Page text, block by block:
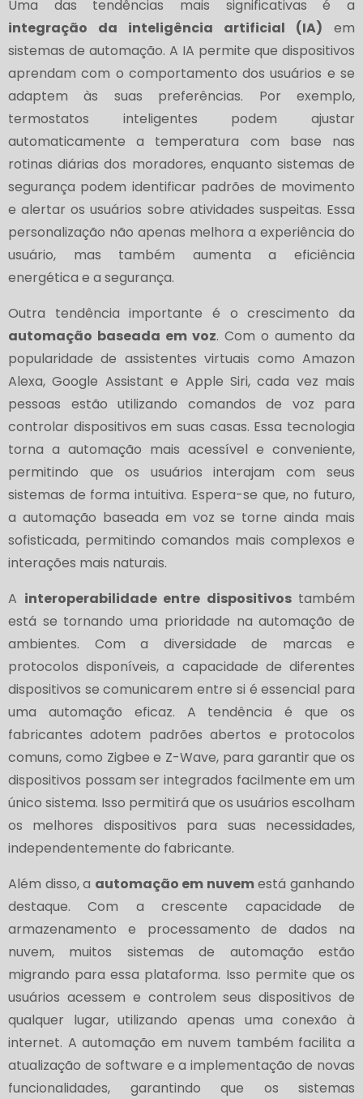
Uma das tendências mais significativas é a
integração da inteligência artificial (IA) em
sistemas de automação. A IA permite que dispositivos
aprendam com o comportamento dos usuários e se
adaptem às suas preferências. Por exemplo,
termostatos inteligentes podem ajustar
automaticamente a temperatura com base nas
rotinas diárias dos moradores, enquanto sistemas de
segurança podem identificar padrões de movimento
e alertar os usuários sobre atividades suspeitas. Essa
personalização não apenas melhora a experiência do
usuário, mas também aumenta a eficiência
energética e a segurança.
Outra tendência importante é o crescimento da
automação baseada em voz. Com o aumento da
popularidade de assistentes virtuais como Amazon
Alexa, Google Assistant e Apple Siri, cada vez mais
pessoas estão utilizando comandos de voz para
controlar dispositivos em suas casas. Essa tecnologia
torna a automação mais acessível e conveniente,
permitindo que os usuários interajam com seus
sistemas de forma intuitiva. Espera-se que, no futuro,
a automação baseada em voz se torne ainda mais
sofisticada, permitindo comandos mais complexos e
interações mais naturais.
A interoperabilidade entre dispositivostambém
está se tornando uma prioridade na automação de
ambientes. Com a diversidade de marcas e
protocolos disponíveis, a capacidade de diferentes
dispositivos se comunicarem entre si é essencial para
uma automação eficaz. A tendência é que os
fabricantes adotem padrões abertos e protocolos
comuns, como Zigbee e Z-Wave, para garantir que os
dispositivos possam ser integrados facilmente em um
único sistema. Isso permitirá que os usuários escolham
os melhores dispositivos para suas necessidades,
independentemente do fabricante.
Além disso, a automação em nuvemestá ganhando
destaque. Com a crescente capacidade de
armazenamento e processamento de dados na
nuvem, muitos sistemas de automação estão
migrando para essa plataforma. Isso permite que os
usuários acessem e controlem seus dispositivos de
qualquer lugar, utilizando apenas uma conexão à
internet. A automação em nuvem também facilita a
atualização de software e a implementação de novas
funcionalidades, garantindo que os sistemas